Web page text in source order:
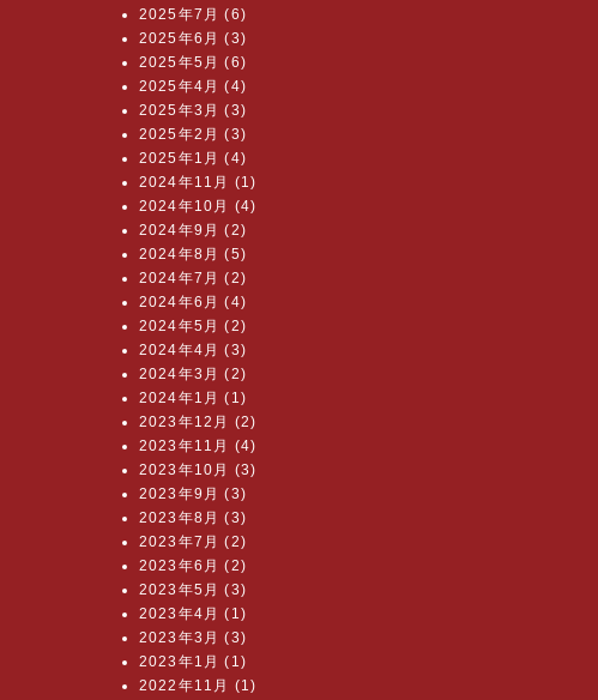
2025年7月 (6)
2025年6月 (3)
2025年5月 (6)
2025年4月 (4)
2025年3月 (3)
2025年2月 (3)
2025年1月 (4)
2024年11月 (1)
2024年10月 (4)
2024年9月 (2)
2024年8月 (5)
2024年7月 (2)
2024年6月 (4)
2024年5月 (2)
2024年4月 (3)
2024年3月 (2)
2024年1月 (1)
2023年12月 (2)
2023年11月 (4)
2023年10月 (3)
2023年9月 (3)
2023年8月 (3)
2023年7月 (2)
2023年6月 (2)
2023年5月 (3)
2023年4月 (1)
2023年3月 (3)
2023年1月 (1)
2022年11月 (1)